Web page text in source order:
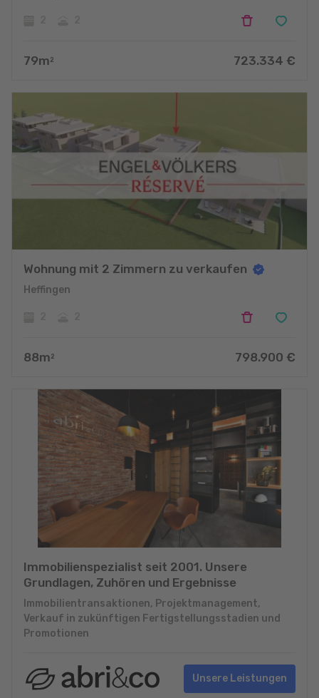
79m 2 723.334 €
Wohnung mit 2 Zimmern zu verkaufen
Heffingen
88m 2 798.900 €
Immobilienspezialist seit 2001. Unsere
Grundlagen, Zuhören und Ergebnisse
Immobilientransaktionen, Projektmanagement,
Verkauf in zukünftigen Fertigstellungsstadien und
Promotionen
Unsere Leistungen